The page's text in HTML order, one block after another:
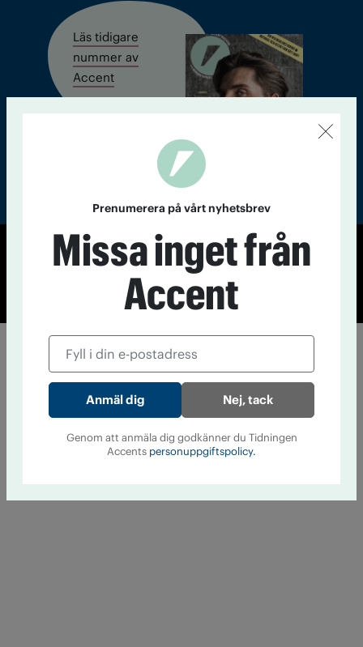
Läs tidigare
nummer av
Accent
© Tidningen Accent 2026
Cookiepolicy
Personuppgiftspolicy
Prenumerera på vårt nyhetsbrev
Missa inget från
Accent
Nej, tack
Genom att anmäla dig godkänner du Tidningen
Accents personuppgiftspolicy.